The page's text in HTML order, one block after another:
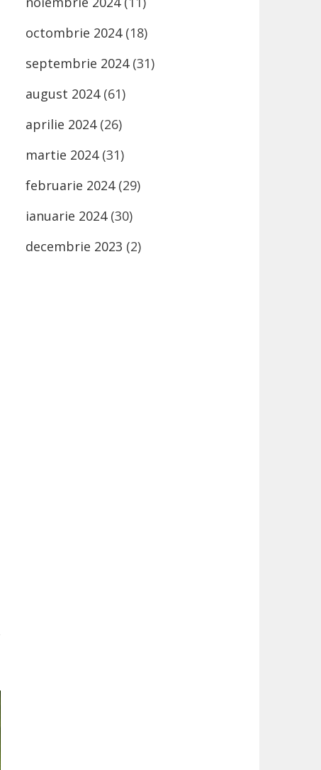
octombrie 2024(18)
septembrie 2024(31)
august 2024(61)
aprilie 2024(26)
martie 2024(31)
februarie 2024(29)
ianuarie 2024(30)
decembrie 2023 (2)